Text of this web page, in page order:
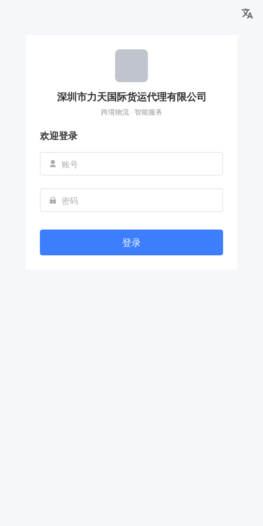
深圳市力天国际货运代理有限公司
跨境物流 · 智能服务
欢迎登录
登录